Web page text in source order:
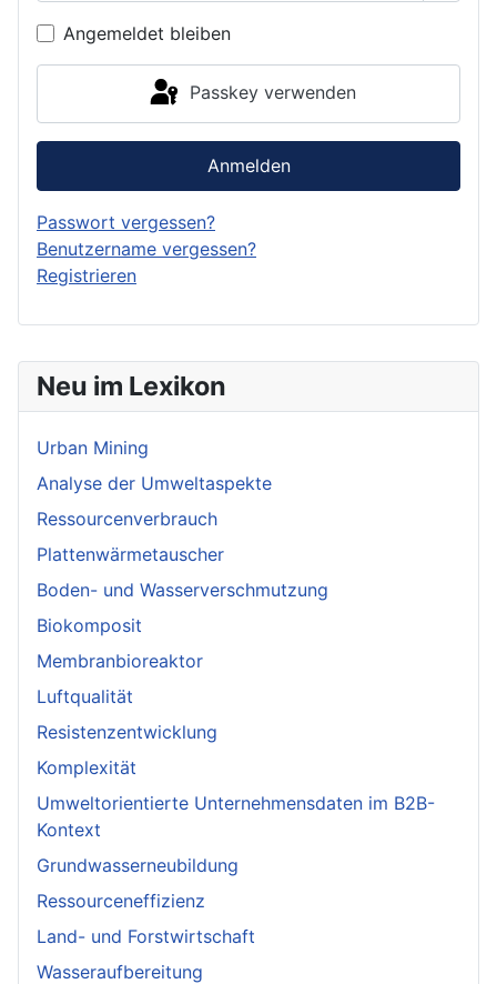
Neu im Lexikon
Urban Mining
Analyse der Umweltaspekte
Ressourcenverbrauch
Plattenwärmetauscher
Boden- und Wasserverschmutzung
Biokomposit
Membranbioreaktor
Luftqualität
Resistenzentwicklung
Komplexität
Umweltorientierte Unternehmensdaten im B2B-
Kontext
Grundwasserneubildung
Ressourceneffizienz
Land- und Forstwirtschaft
Wasseraufbereitung
Angemeldet bleiben
Passkey verwenden
Anmelden
Passwort vergessen?
Benutzername vergessen?
Registrieren